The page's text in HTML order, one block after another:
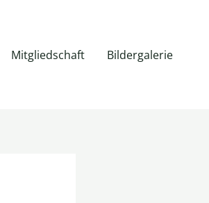
Mitgliedschaft Bildergalerie